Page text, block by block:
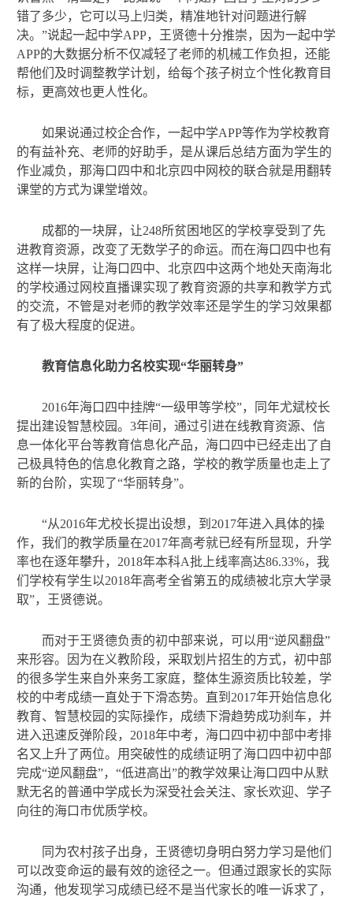
错了多少，它可以马上归类，精准地针对问题进行解
决。”说起一起中学APP，王贤德十分推崇，因为一起中学
APP的大数据分析不仅减轻了老师的机械工作负担，还能
帮他们及时调整教学计划，给每个孩子树立个性化教育目
标，更高效也更人性化。
如果说通过校企合作，一起中学APP等作为学校教育
的有益补充、老师的好助手，是从课后总结方面为学生的
作业减负，那海口四中和北京四中网校的联合就是用翻转
课堂的方式为课堂增效。
成都的一块屏，让248所贫困地区的学校享受到了先
进教育资源，改变了无数学子的命运。而在海口四中也有
这样一块屏，让海口四中、北京四中这两个地处天南海北
的学校通过网校直播课实现了教育资源的共享和教学方式
的交流，不管是对老师的教学效率还是学生的学习效果都
有了极大程度的促进。
教育信息化助力名校实现“华丽转身”
2016年海口四中挂牌“一级甲等学校”，同年尤斌校长
提出建设智慧校园。3年间，通过引进在线教育资源、信
息一体化平台等教育信息化产品，海口四中已经走出了自
己极具特色的信息化教育之路，学校的教学质量也走上了
新的台阶，实现了“华丽转身”。
“从2016年尤校长提出设想，到2017年进入具体的操
作，我们的教学质量在2017年高考就已经有所显现，升学
率也在逐年攀升，2018年本科A批上线率高达86.33%，我
们学校有学生以2018年高考全省第五的成绩被北京大学录
取”，王贤德说。
而对于王贤德负责的初中部来说，可以用“逆风翻盘”
来形容。因为在义教阶段，采取划片招生的方式，初中部
的很多学生来自外来务工家庭，整体生源资质比较差，学
校的中考成绩一直处于下滑态势。直到2017年开始信息化
教育、智慧校园的实际操作，成绩下滑趋势成功刹车，并
进入迅速反弹阶段，2018年中考，海口四中初中部中考排
名又上升了两位。用突破性的成绩证明了海口四中初中部
完成“逆风翻盘”，“低进高出”的教学效果让海口四中从默
默无名的普通中学成长为深受社会关注、家长欢迎、学子
向往的海口市优质学校。
同为农村孩子出身，王贤德切身明白努力学习是他们
可以改变命运的最有效的途径之一。但通过跟家长的实际
沟通，他发现学习成绩已经不是当代家长的唯一诉求了，